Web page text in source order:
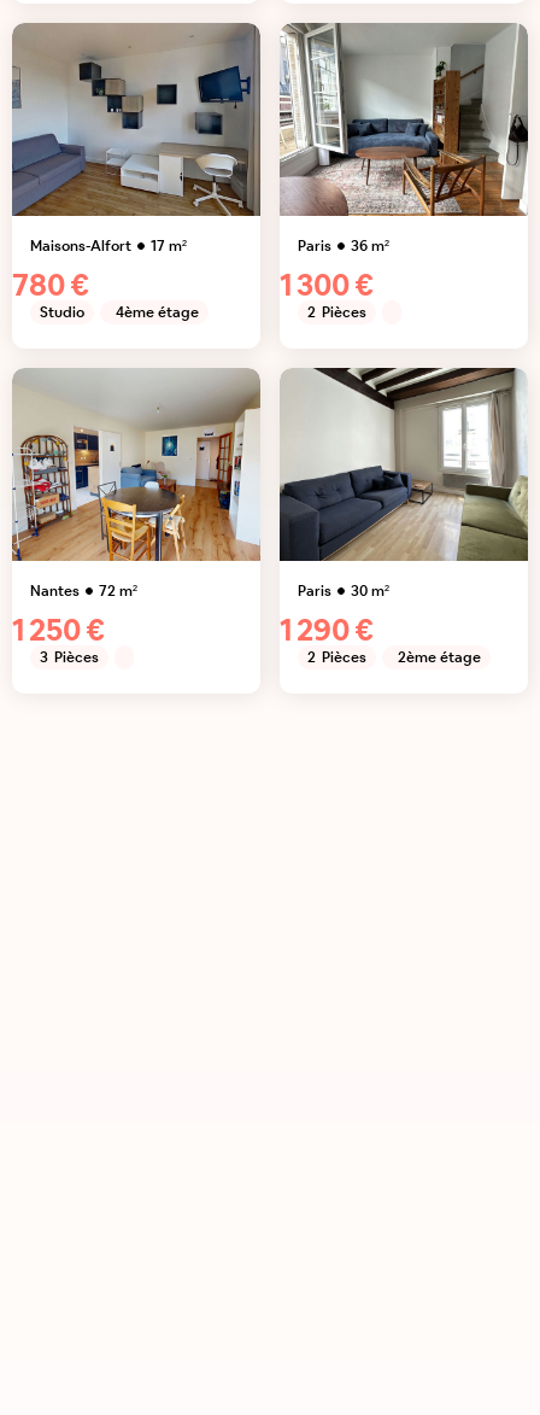
Maisons-Alfort 17m²
780 €
Studio 4ème étage
Paris 36m²
1 300 €
2 Pièces
Nantes 72m²
1 250 €
3 Pièces
Paris 30m²
1 290 €
2 Pièces 2ème étage